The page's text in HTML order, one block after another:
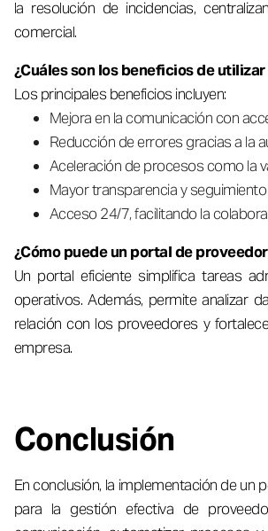
la resolución de incidencias,
comercial.
¿Cuáles son los beneficios de
Los principales beneficios incluyen:
Mejora en la comunicación con
Reducción de errores gracias a la
Aceleración de procesos como la
Mayor transparencia y
Acceso 24/7, facilitando la
¿Cómo puede un portal de
Un portal eficiente simplifica tareas
operativos. Además, permite analizar
relación con los proveedores y
empresa.
Conclusión
En conclusión, la implementación de un
para la gestión efectiva de